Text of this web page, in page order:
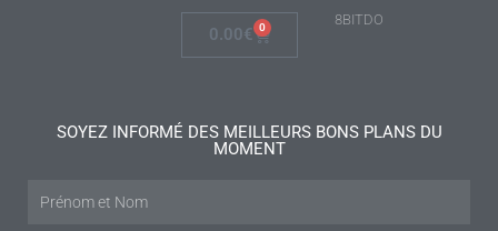
0.00€ 0
8BITDO
SOYEZ INFORMÉ DES MEILLEURS BONS PLANS DU
MOMENT